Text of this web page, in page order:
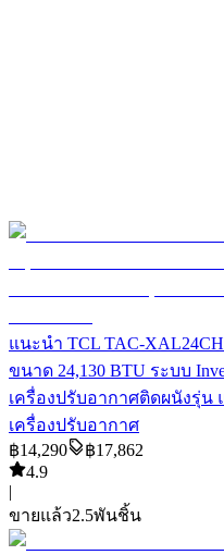
แนะนำ TCL TAC-
ขนาด 24,130 BTU ระบบ
เครื่องปรับอากาศติดผนังรุ่น
เครื่องปรับอากาศ
฿14,290 ฿17,862
4.9
|
ขายแล้ว2.5พันชิ้น